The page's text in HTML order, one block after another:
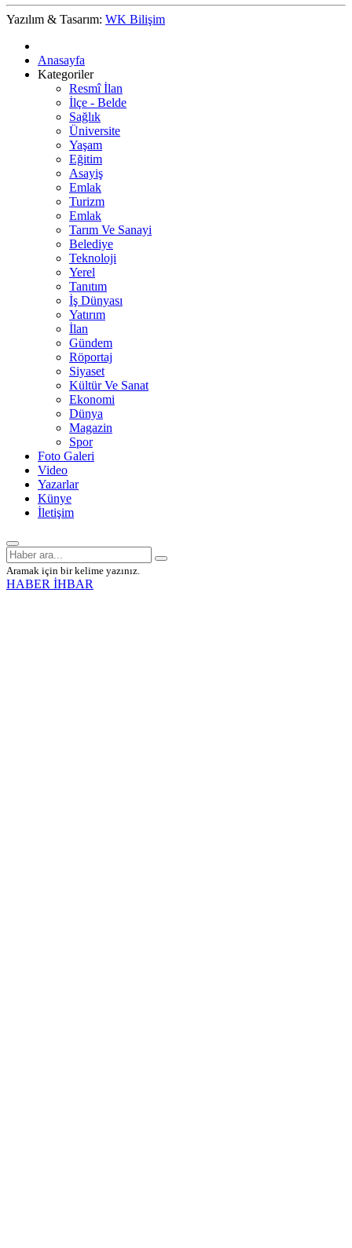
Yazılım & Tasarım: WK Bilişim
Anasayfa
Kategoriler
Resmî İlan
İlçe - Belde
Sağlık
Üniversite
Yaşam
Eğitim
Asayiş
Emlak
Turizm
Emlak
Tarım Ve Sanayi
Belediye
Teknoloji
Yerel
Tanıtım
İş Dünyası
Yatırım
İlan
Gündem
Röportaj
Siyaset
Kültür Ve Sanat
Ekonomi
Dünya
Magazin
Spor
Foto Galeri
Video
Yazarlar
Künye
İletişim
Aramak için bir kelime yazınız.
HABER İHBAR